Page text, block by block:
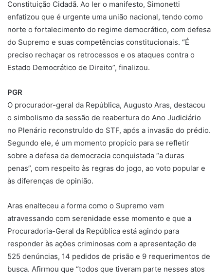
Constituição Cidadã. Ao ler o manifesto, Simonetti
enfatizou que é urgente uma união nacional, tendo como
norte o fortalecimento do regime democrático, com defesa
do Supremo e suas competências constitucionais. “É
preciso rechaçar os retrocessos e os ataques contra o
Estado Democrático de Direito”, finalizou.
PGR
O procurador-geral da República, Augusto Aras, destacou
o simbolismo da sessão de reabertura do Ano Judiciário
no Plenário reconstruído do STF, após a invasão do prédio.
Segundo ele, é um momento propício para se refletir
sobre a defesa da democracia conquistada “a duras
penas”, com respeito às regras do jogo, ao voto popular e
às diferenças de opinião.
Aras enalteceu a forma como o Supremo vem
atravessando com serenidade esse momento e que a
Procuradoria-Geral da República está agindo para
responder às ações criminosas com a apresentação de
525 denúncias, 14 pedidos de prisão e 9 requerimentos de
busca. Afirmou que “todos que tiveram parte nesses atos